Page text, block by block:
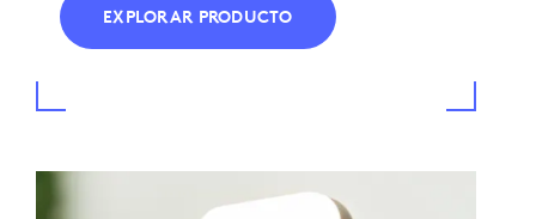
EXPLORAR PRODUCTO